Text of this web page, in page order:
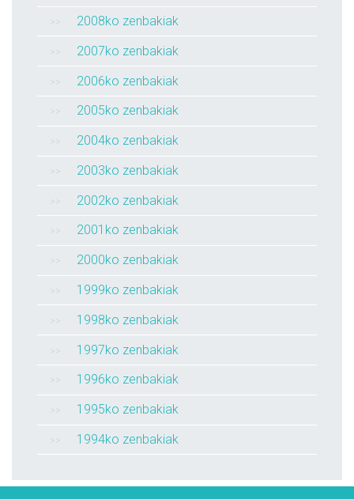
2008ko zenbakiak
2007ko zenbakiak
2006ko zenbakiak
2005ko zenbakiak
2004ko zenbakiak
2003ko zenbakiak
2002ko zenbakiak
2001ko zenbakiak
2000ko zenbakiak
1999ko zenbakiak
1998ko zenbakiak
1997ko zenbakiak
1996ko zenbakiak
1995ko zenbakiak
1994ko zenbakiak